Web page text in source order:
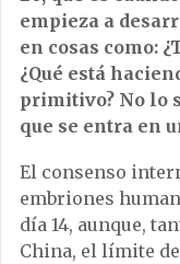
empieza a
en cosas como:
¿Qué está
primitivo? No lo
que se entra en
El consenso
embriones
día 14, aunque,
China, el límite